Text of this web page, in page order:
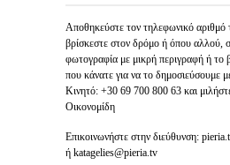
Αποθηκεύστε τον τηλεφωνικό αριθμό
βρίσκεστε στον δρόμο ή όπου αλλού,
φωτογραφία με μικρή περιγραφή ή το
που κάνατε για να το δημοσιεύσουμε
Κινητό: +30 69 700 800 63 και
Οικονομίδη
Επικοινωνήστε στην διεύθυνση:
ή katagelies@pieria.tv